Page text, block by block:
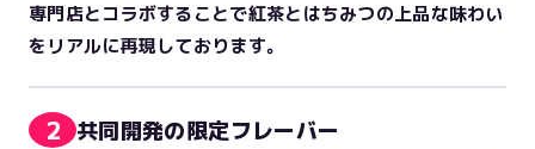
専門店とコラボすることで紅茶とはちみつの上品な味わい
をリアルに再現しております。
2 共同開発の限定フレーバー